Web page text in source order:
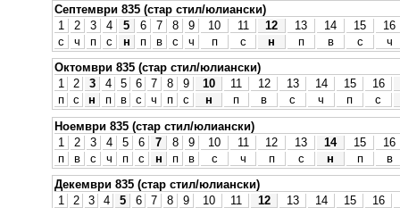
Септември 835 (стар стил/юлиански)
1
2 3 4 5 6 7 8 9 10 11 12 13 14 15
16
с
ч п с н п в с ч п с н п в с
ч
Октомври 835 (стар стил/юлиански)
1
2 3 4 5 6 7 8 9 10 11 12 13 14 15
16
п
с н п в с ч п с н п в с ч п
с
Ноември 835 (стар стил/юлиански)
1
2 3 4 5 6 7 8 9 10 11 12 13 14 15
16
п
в с ч п с н п в с ч п с н п
в
Декември 835 (стар стил/юлиански)
1
2 3 4 5 6 7 8 9 10 11 12 13 14 15
16